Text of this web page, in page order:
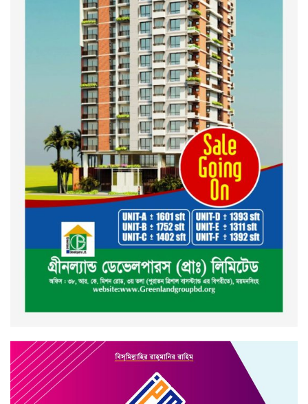
দেশ গড়তে জুলাই জাগরণ’ কর্মসূচির
অংশ হিসেবে এনসিপির জুলাই
পথসভসায়- নাসীরুদ্দীন পাটওয়ারী
ইসলামী ব্যাংক বাংলাদেশ পিলএলসি
ময়মনসিংহ শাখার গ্রাহক সমাবেশ
২০২৪ এর গণঅভ্যুত্থানের শহিদের
কবর জিয়ারত ও দোয়া করলেন
ময়মনসিংহ মহানগর জামায়াত